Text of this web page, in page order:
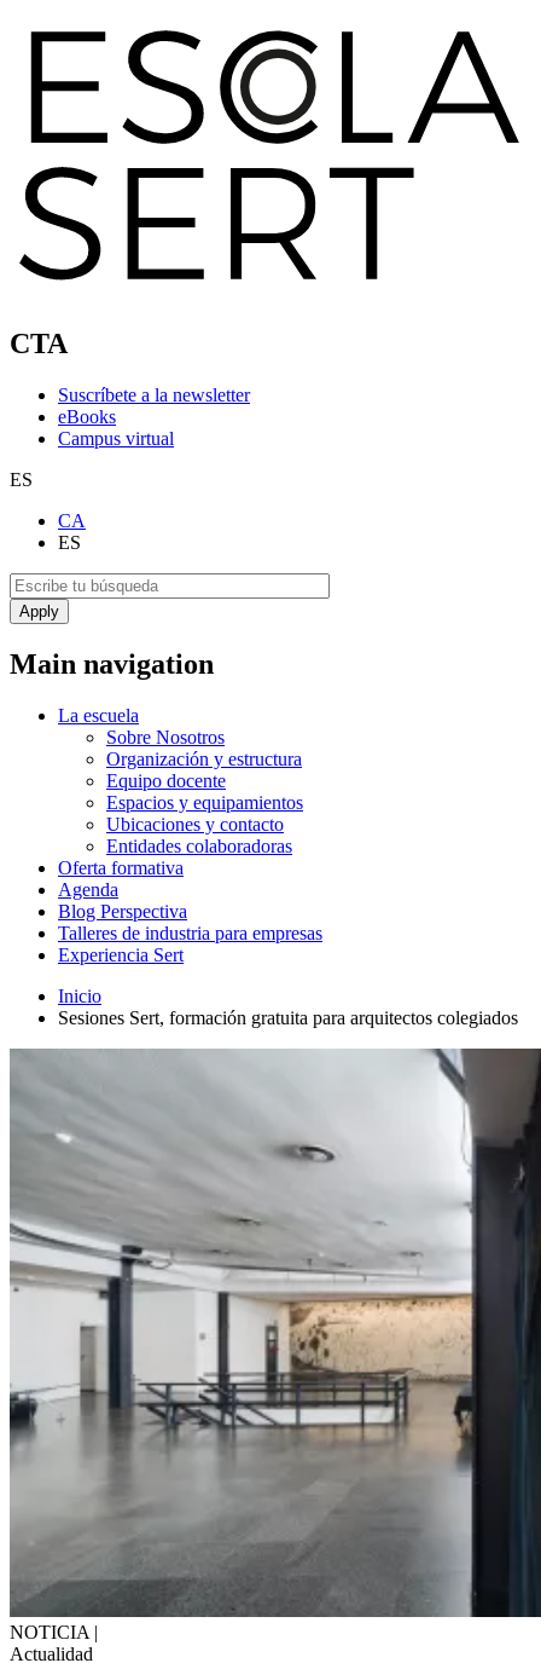
CTA
Suscríbete a la newsletter
eBooks
Campus virtual
ES
CA
ES
Main navigation
La escuela
Sobre Nosotros
Organización y estructura
Equipo docente
Espacios y equipamientos
Ubicaciones y contacto
Entidades colaboradoras
Oferta formativa
Agenda
Blog Perspectiva
Talleres de industria para empresas
Experiencia Sert
Inicio
Sesiones Sert, formación gratuita para arquitectos colegiados
NOTICIA |
Actualidad